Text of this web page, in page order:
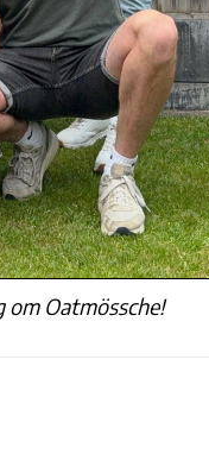
om Oatmössche!